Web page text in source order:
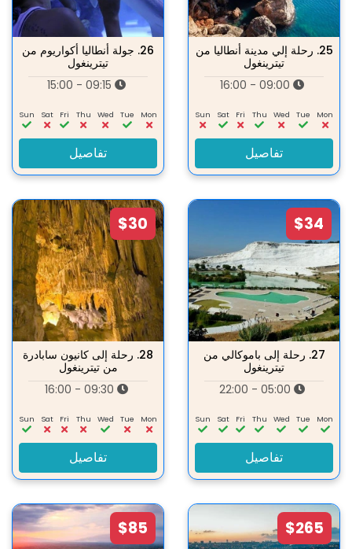
25. رحلة إلي مدينة أنطاليا من
تيترينغول
Mon
Tue
Wed
Thu
Fri
Sat
Sun
تفاصيل
26. جولة أنطاليا أكواريوم من
تيترينغول
Mon
Tue
Wed
Thu
Fri
Sat
Sun
تفاصيل
$34
27. رحلة إلى باموكالي من
تيترينغول
Mon
Tue
Wed
Thu
Fri
Sat
Sun
تفاصيل
$30
28. رحلة إلى كانيون سابادرة
من تيترينغول
Mon
Tue
Wed
Thu
Fri
Sat
Sun
تفاصيل
$265
$85